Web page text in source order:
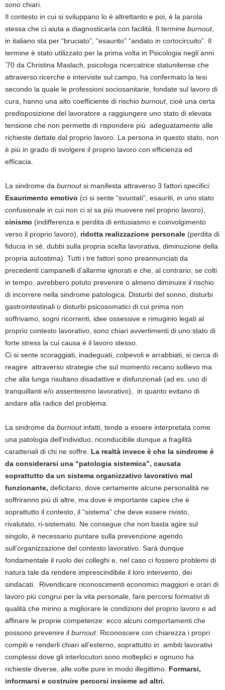
sono chiari.
Il contesto in cui si sviluppano lo è altrettanto e poi, è la parola
stessa che ci aiuta a diagnosticarla con facilità. Il termine burnout,
in italiano sta per “bruciato”, “esaurito” “andato in cortocircuito”. Il
termine è stato utilizzato per la prima volta in Psicologia negli anni
’70 da Christina Maslach, psicologa ricercatrice statunitense che
attraverso ricerche e interviste sul campo, ha confermato la tesi
secondo la quale le professioni sociosanitarie, fondate sul lavoro di
cura, hanno una alto coefficiente di rischio burnout, cioè una certa
predisposizione del lavoratore a raggiungere uno stato di elevata
tensione che non permette di rispondere più adeguatamente alle
richieste dettate dal proprio lavoro. La persona in questo stato, non
è più in grado di svolgere il proprio lavoro con efficienza ed
efficacia.
La sindrome da burnoutsi manifesta attraverso 3 fattori specifici:
Esaurimento emotivo (ci si sente “svuotati”, esauriti, in uno stato
confusionale in cui non ci si sa più muovere nel proprio lavoro),
cinismo (indifferenza e perdita di entusiasmo e coinvolgimento
verso il proprio lavoro), ridotta realizzazione personale (perdita di
fiducia in sé, dubbi sulla propria scelta lavorativa, diminuzione della
propria autostima). Tutti i tre fattori sono preannunciati da
precedenti campanelli d’allarme ignorati e che, al contrario, se colti
in tempo, avrebbero potuto prevenire o almeno diminuire il rischio
di incorrere nella sindrome patologica. Disturbi del sonno, disturbi
gastrointestinali o disturbi psicosomatici di cui prima non
soffrivamo, sogni ricorrenti, idee ossessive e rimuginio legati al
proprio contesto lavorativo, sono chiari avvertimenti di uno stato di
forte stress la cui causa è il lavoro stesso.
Ci si sente scoraggiati, inadeguati, colpevoli e arrabbiati, si cerca di
reagire attraverso strategie che sul momento recano sollievo ma
che alla lunga risultano disadattive e disfunzionali (ad es. uso di
tranquillanti e/o assenteismo lavorativo), in quanto evitano di
andare alla radice del problema.
La sindrome da burnoutinfatti, tende a essere interpretata come
una patologia dell’individuo, riconducibile dunque a fragilità
caratteriali di chi ne soffre. La realtà invece è che la sindrome è
da considerarsi una “patologia sistemica”, causata
soprattutto da un sistema organizzativo lavorativo mal
funzionante, deficitario, dove certamente alcune personalità ne
soffriranno più di altre, ma dove è importante capire che è
soprattutto il contesto, il “sistema” che deve essere rivisto,
rivalutato, ri-sistemato. Ne consegue che non basta agire sul
singolo, è necessario puntare sulla prevenzione agendo
sull’organizzazione del contesto lavorativo. Sarà dunque
fondamentale il ruolo dei colleghi e, nel caso ci fossero problemi di
natura tale da rendere imprescindibile il loro intervento, dei
sindacati. Rivendicare riconoscimenti economici maggiori e orari di
lavoro più congrui per la vita personale, fare percorsi formativi di
qualità che mirino a migliorare le condizioni del proprio lavoro e ad
affinare le proprie competenze: ecco alcuni comportamenti che
possono prevenire il burnout. Riconoscere con chiarezza i propri
compiti e renderli chiari all’esterno, soprattutto in ambiti lavorativi
complessi dove gli interlocutori sono molteplici e ognuno ha
richieste diverse, alle volte pure in modo illegittimo. Formarsi,
informarsi e costruire percorsi insieme ad altri.